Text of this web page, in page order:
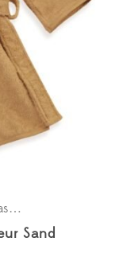
Sand